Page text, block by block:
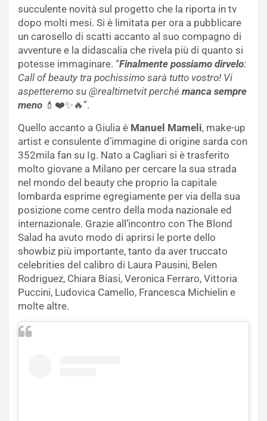
succulente novità sul progetto che la riporta in tv
dopo molti mesi. Si è limitata per ora a pubblicare
un carosello di scatti accanto al suo compagno di
avventure e la didascalia che rivela più di quanto si
potesse immaginare. “Finalmente possiamo dirvelo:
Call of beauty tra pochissimo sarà tutto vostro! Vi
aspetteremo su @realtimetvit perché manca sempre
meno 💄❤️✨🔥”.
Quello accanto a Giulia è Manuel Mameli, make-up
artist e consulente d’immagine di origine sarda con
352mila fan su Ig. Nato a Cagliari si è trasferito
molto giovane a Milano per cercare la sua strada
nel mondo del beauty che proprio la capitale
lombarda esprime egregiamente per via della sua
posizione come centro della moda nazionale ed
internazionale. Grazie all’incontro con The Blond
Salad ha avuto modo di aprirsi le porte dello
showbiz più importante, tanto da aver truccato
celebrities del calibro di Laura Pausini, Belen
Rodriguez, Chiara Biasi, Veronica Ferraro, Vittoria
Puccini, Ludovica Camello, Francesca Michielin e
molte altre.